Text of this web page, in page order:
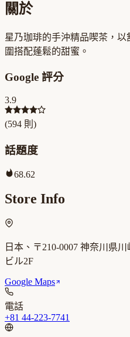
關於
星乃珈琲的手沖精品喫茶，
圍搭配蓬鬆的甜蜜。
Google 評分
3.9
(594 則)
話題度
68.62
Store Info
日本、〒210-0007 神奈川県
ビル2F
Google Maps
電話
+81 44-223-7741